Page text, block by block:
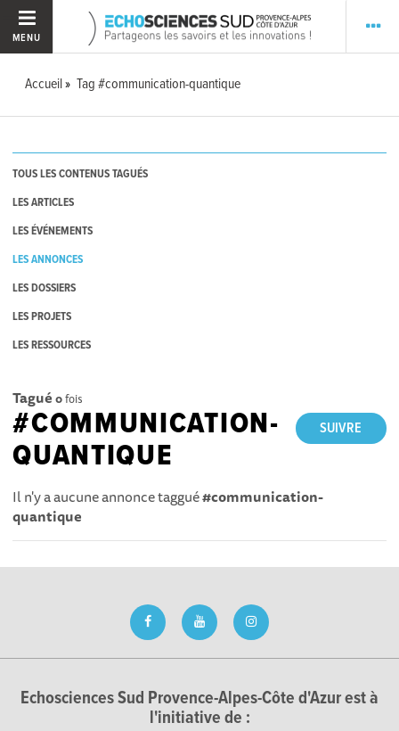
MENU
Accueil Tag #communication-quantique
TOUS LES CONTENUS TAGUÉS
LES ARTICLES
LES ÉVÉNEMENTS
LES ANNONCES
LES DOSSIERS
LES PROJETS
LES RESSOURCES
Tagué 0fois
SUIVRE
#COMMUNICATION-
QUANTIQUE
Il n'y a aucune annonce taggué#communication-
quantique
Echosciences Sud Provence-Alpes-Côte d'Azur est à
l'initiative de :